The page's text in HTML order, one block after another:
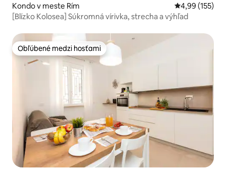
Kondo v meste Rím Priemerné
4,99 (155)
[Blízko Kolosea] Súkromná vírivka, strecha a výhľad
Obľúbené medzi hosťami
Obľúbené medzi hosťami